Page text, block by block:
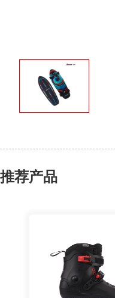
推荐产品